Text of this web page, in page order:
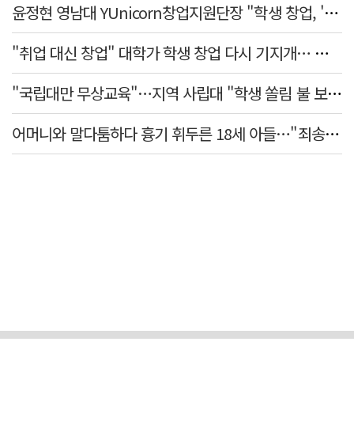
윤정현 영남대 YUnicorn창업지원단장 "학생 창업, '팀 빌딩'이 제일 중요"
"취업 대신 창업" 대학가 학생 창업 다시 기지개… 창업자·기업·매출 동반 성장
"국립대만 무상교육"…지역 사립대 "학생 쏠림 불 보듯"
어머니와 말다툼하다 흉기 휘두른 18세 아들…"죄송하지 않나" 묻자 침묵